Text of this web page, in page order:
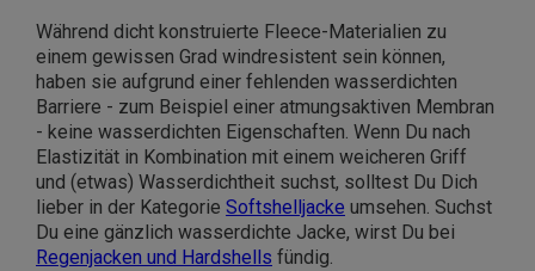
Während dicht konstruierte Fleece-Materialien zu
einem gewissen Grad windresistent sein können,
haben sie aufgrund einer fehlenden wasserdichten
Barriere - zum Beispiel einer atmungsaktiven Membran
- keine wasserdichten Eigenschaften. Wenn Du nach
Elastizität in Kombination mit einem weicheren Griff
und (etwas) Wasserdichtheit suchst, solltest Du Dich
lieber in der Kategorie Softshelljacke umsehen. Suchst
Du eine gänzlich wasserdichte Jacke, wirst Du bei
Regenjacken und Hardshells fündig.